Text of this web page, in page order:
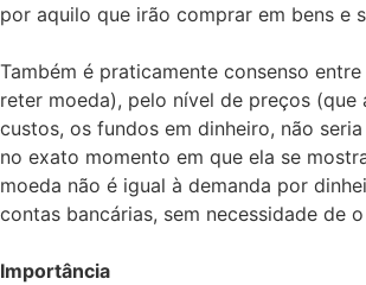
por aquilo que irão comprar em bens e
Também é praticamente consenso
reter moeda), pelo nível de preços
custos, os fundos em dinheiro, não
no exato momento em que ela se
moeda não é igual à demanda por
contas bancárias, sem necessidade de
Importância